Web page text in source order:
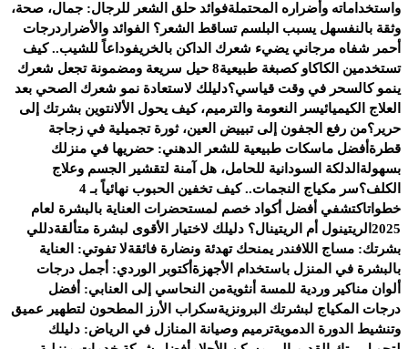
واستخداماته وأضراره المحتملةفوائد حلق الشعر للرجال: جمال، صحة،
وثقة بالنفسهل يسبب البلسم تساقط الشعر؟ الفوائد والأضرار درجات
أحمر شفاه مرجاني يضيء شعرك الداكن بالخريفوداعاً للشيب.. كيف
تستخدمين الكاكاو كصبغة طبيعية
8 حيل سريعة ومضمونة تجعل شعرك
ينمو كالسحر في وقت قياسي؟دليلك لاستعادة نمو شعرك الصحي بعد
العلاج الكيميائيسر النعومة والترميم، كيف يحول الألانتوين بشرتك إلى
حرير؟من رفع الجفون إلى تبييض العين، ثورة تجميلية في زجاجة
قطرة أفضل ماسكات طبيعية للشعر الدهني: حضريها في منزلك
بسهولة الدلكة السودانية للحامل، هل آمنة لتقشير الجسم وعلاج
الكلف؟
سر مكياج النجمات.. كيف تخفين الحبوب نهائياً بـ 4
خطواتاكتشفي أفضل أكواد خصم لمستحضرات العناية بالبشرة لعام
2025 الريتينول أم الريتينال؟ دليلك لاختيار الأقوى لبشرة متألقةدللي
بشرتك: مساج اللافندر يمنحك تهدئة ونضارة فائقةلا تفوتي: العناية
بالبشرة في المنزل باستخدام الأجهزة أكتوبر الوردي: أجمل درجات
ألوان مناكير وردية للمسة أنثويةمن النحاسي إلى العنابي: أفضل
درجات المكياج لبشرتك البرونزيةسكراب الأرز المطحون لتطهير عميق
وتنشيط الدورة الدمويةترميم وصيانة المنازل في الرياض: دليلك